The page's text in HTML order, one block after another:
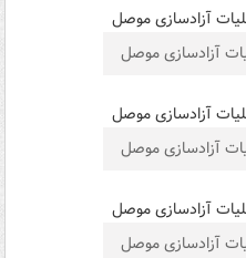
آزادسازی موصل
آزادسازی موصل
آزادسازی موصل